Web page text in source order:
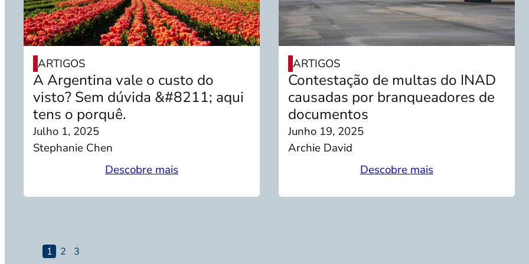
ARTIGOS
A Argentina vale o custo do
visto? Sem dúvida &#8211; aqui
tens o porquê.
Julho 1, 2025
Stephanie Chen
Descobre mais
ARTIGOS
Contestação de multas do INAD
causadas por branqueadores de
documentos
Junho 19, 2025
Archie David
Descobre mais
1 2 3